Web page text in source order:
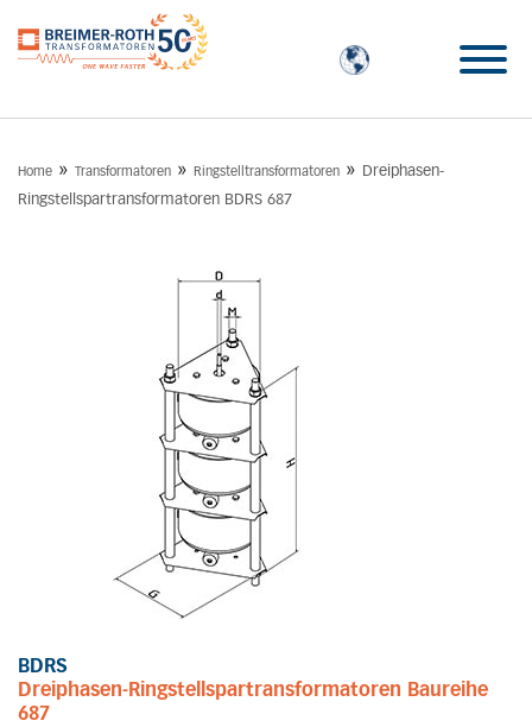
Home » Transformatoren » Ringstelltransformatoren »
Dreiphasen-
Ringstellspartransformatoren BDRS 687
BDRS
Dreiphasen-Ringstellspartransformatoren Baureihe
687